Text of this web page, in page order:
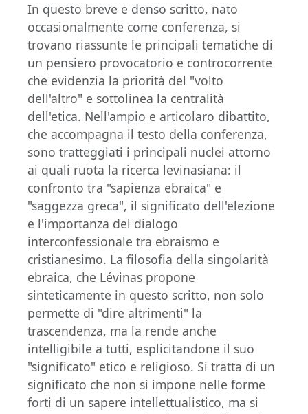
In questo breve e denso scritto, nato
occasionalmente come conferenza, si
trovano riassunte le principali tematiche di
un pensiero provocatorio e controcorrente
che evidenzia la priorità del "volto
dell'altro" e sottolinea la centralità
dell'etica. Nell'ampio e articolaro dibattito,
che accompagna il testo della conferenza,
sono tratteggiati i principali nuclei attorno
ai quali ruota la ricerca levinasiana: il
confronto tra "sapienza ebraica" e
"saggezza greca", il significato dell'elezione
e l'importanza del dialogo
interconfessionale tra ebraismo e
cristianesimo. La filosofia della singolarità
ebraica, che Lévinas propone
sinteticamente in questo scritto, non solo
permette di "dire altrimenti" la
trascendenza, ma la rende anche
intelligibile a tutti, esplicitandone il suo
"significato" etico e religioso. Si tratta di un
significato che non si impone nelle forme
forti di un sapere intellettualistico, ma si